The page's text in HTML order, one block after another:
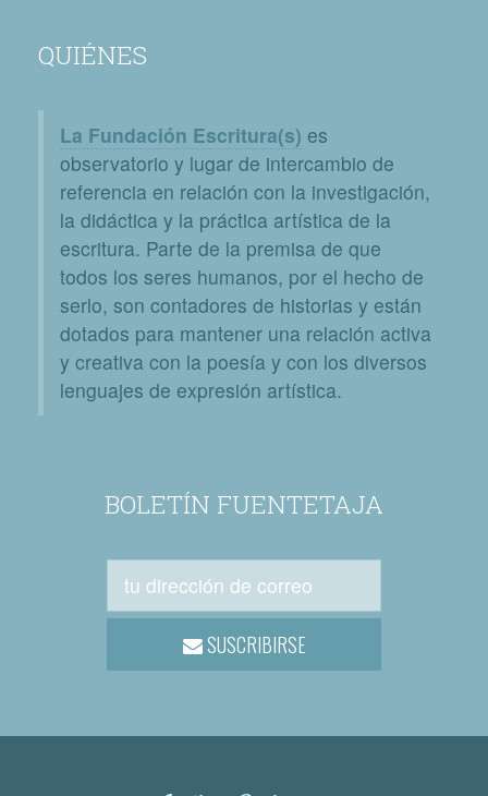
QUIÉNES
La Fundación Escritura(s) es
observatorio y lugar de intercambio de
referencia en relación con la investigación,
la didáctica y la práctica artística de la
escritura. Parte de la premisa de que
todos los seres humanos, por el hecho de
serlo, son contadores de historias y están
dotados para mantener una relación activa
y creativa con la poesía y con los diversos
lenguajes de expresión artística.
BOLETÍN FUENTETAJA
SUSCRIBIRSE